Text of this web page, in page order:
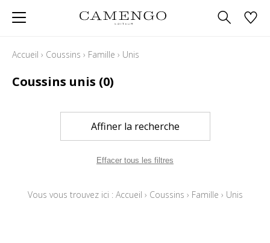
Accueil › Coussins › Famille › Unis
Coussins unis (0)
Affiner la recherche
Effacer tous les filtres
Vous vous trouvez ici : Accueil › Coussins › Famille › Unis